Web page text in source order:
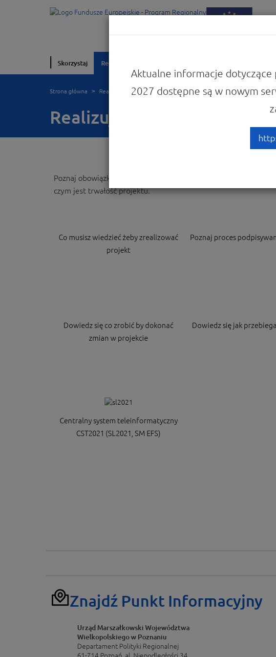
Skorzystaj Realizuję projekt
Strona główna Realizuję projekt
Realizuję projekt
Poznaj obowiązki, które będziesz musiał wypełnić po
czym jest trwałość projektu.
Co musisz wiedzieć żeby zrealizować
projekt
Poznaj proces
Dowiedz się co zrobić by dokonać
zmian w projekcie
Dowiedz się jak
Centralny system teleinformatyczny
CST2021 (SL2021, SM EFS)
Znajdź Punkt Informacyjny
Urząd Marszałkowski Województwa
Wielkopolskiego w Poznaniu
Departament Polityki Regionalnej
Aktualne informacje dotyczące
2027 dostępne są w nowym